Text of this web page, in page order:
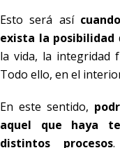
Esto será así
exista la posibilidad
la vida, la integridad
Todo ello, en el
En este sentido,
aquel que haya
distintos procesos